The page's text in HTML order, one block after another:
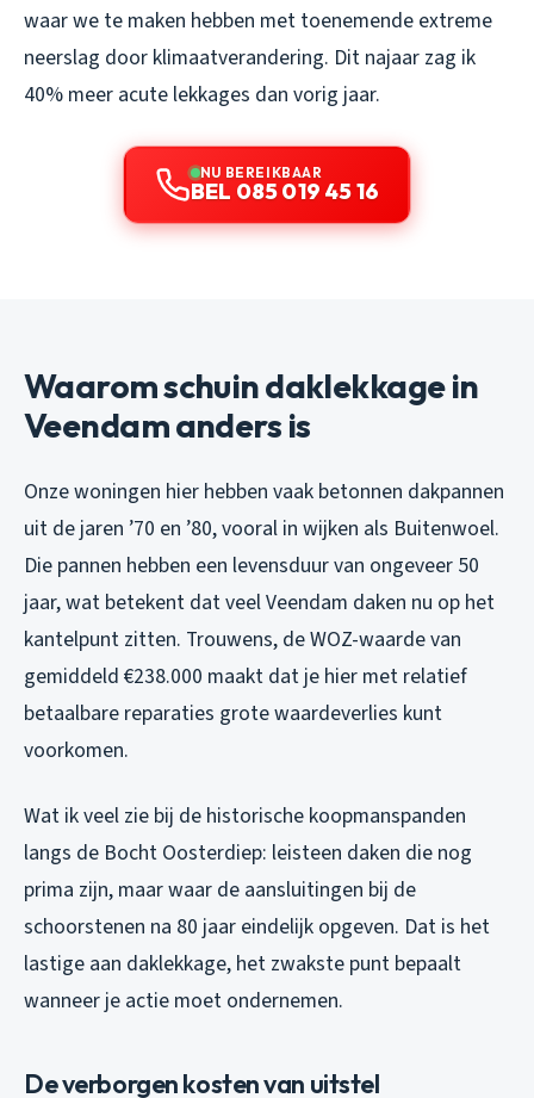
waar we te maken hebben met toenemende extreme
neerslag door klimaatverandering. Dit najaar zag ik
40% meer acute lekkages dan vorig jaar.
NU BEREIKBAAR
BEL 085 019 45 16
Waarom schuin daklekkage in
Veendam anders is
Onze woningen hier hebben vaak betonnen dakpannen
uit de jaren ’70 en ’80, vooral in wijken als Buitenwoel.
Die pannen hebben een levensduur van ongeveer 50
jaar, wat betekent dat veel Veendam daken nu op het
kantelpunt zitten. Trouwens, de WOZ-waarde van
gemiddeld €238.000 maakt dat je hier met relatief
betaalbare reparaties grote waardeverlies kunt
voorkomen.
Wat ik veel zie bij de historische koopmanspanden
langs de Bocht Oosterdiep: leisteen daken die nog
prima zijn, maar waar de aansluitingen bij de
schoorstenen na 80 jaar eindelijk opgeven. Dat is het
lastige aan daklekkage, het zwakste punt bepaalt
wanneer je actie moet ondernemen.
De verborgen kosten van uitstel